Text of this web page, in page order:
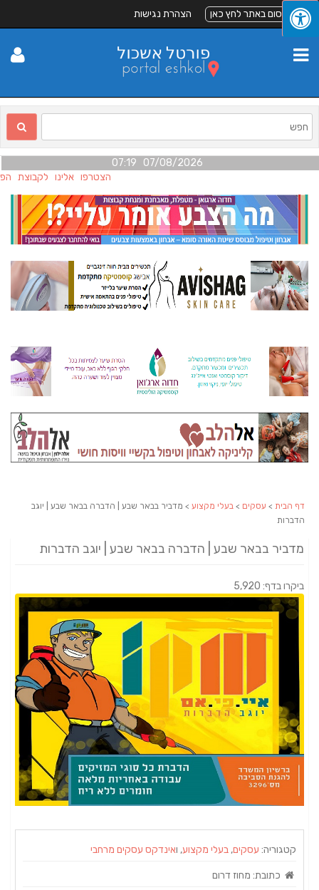
לפרסום באתר לחץ כאן הצהרת נגישות
07/08/2026 07:19
הצטרפו אלינו לקבוצת
דף הבית > עסקים > בעלי מקצוע > מדביר בבאר שבע | הדברה בבאר שבע | יוגב
הדברות
מדביר בבאר שבע | הדברה בבאר שבע | יוגב הדברות
ביקרו בדף: 5,920
קטגוריה: עסקים, בעלי מקצוע, ואינדקס עסקים מרחבי
כתובת: מחוז דרום